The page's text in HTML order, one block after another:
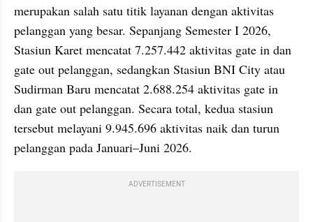
merupakan salah satu titik layanan dengan aktivitas
pelanggan yang besar. Sepanjang Semester I 2026,
Stasiun Karet mencatat 7.257.442 aktivitas gate in dan
gate out pelanggan, sedangkan Stasiun BNI City atau
Sudirman Baru mencatat 2.688.254 aktivitas gate in
dan gate out pelanggan. Secara total, kedua stasiun
tersebut melayani 9.945.696 aktivitas naik dan turun
pelanggan pada Januari–Juni 2026.
ADVERTISEMENT